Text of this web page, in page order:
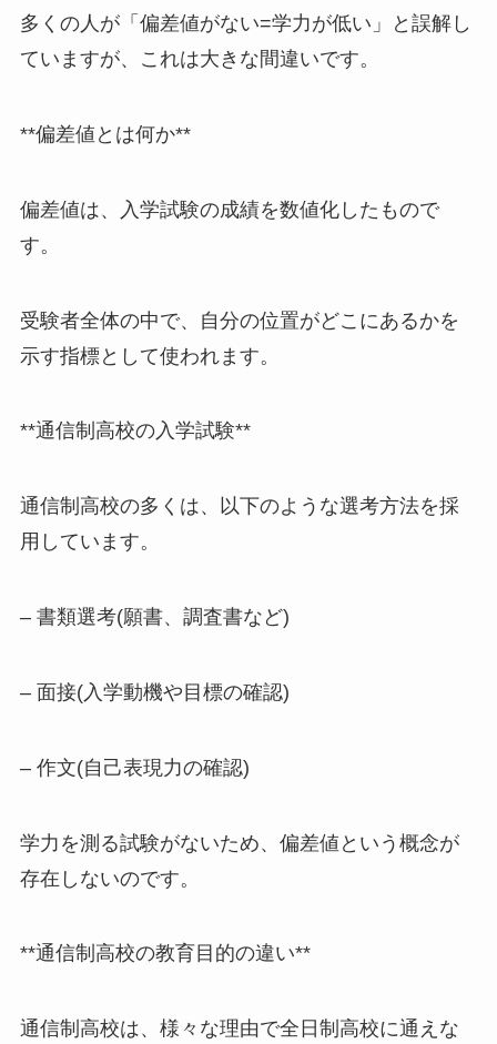
多くの人が「偏差値がない=学力が低い」と誤解し
ていますが、これは大きな間違いです。
**偏差値とは何か**
偏差値は、入学試験の成績を数値化したもので
す。
受験者全体の中で、自分の位置がどこにあるかを
示す指標として使われます。
**通信制高校の入学試験**
通信制高校の多くは、以下のような選考方法を採
用しています。
– 書類選考(願書、調査書など)
– 面接(入学動機や目標の確認)
– 作文(自己表現力の確認)
学力を測る試験がないため、偏差値という概念が
存在しないのです。
**通信制高校の教育目的の違い**
通信制高校は、様々な理由で全日制高校に通えな